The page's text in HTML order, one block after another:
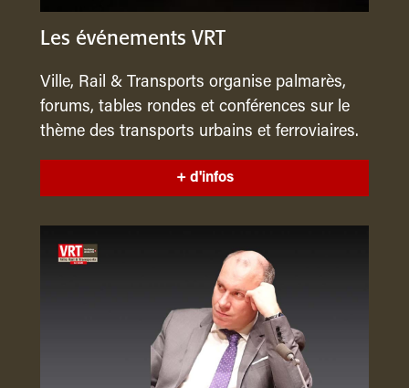
Les événements VRT
Ville, Rail & Transports organise palmarès,
forums, tables rondes et conférences sur le
thème des transports urbains et ferroviaires.
+ d'infos